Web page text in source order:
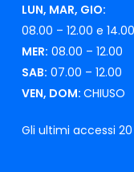
LUN, MAR, GIO:
08.00 – 12.00 e
MER: 08.00 – 12.00
SAB: 07.00 – 12.00
VEN, DOM: CHIUSO
Gli ultimi accessi